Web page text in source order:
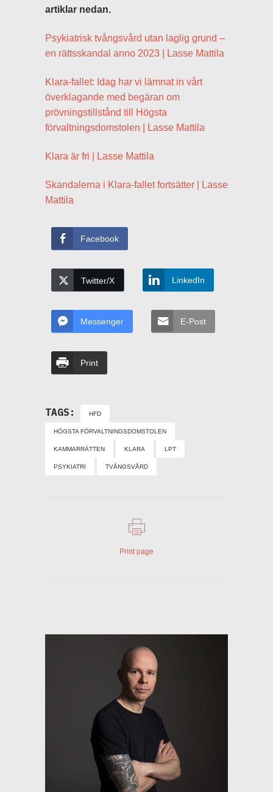
artiklar nedan.
Psykiatrisk tvångsvård utan laglig grund –
en rättsskandal anno 2023 | Lasse Mattila
Klara-fallet: Idag har vi lämnat in vårt
överklagande med begäran om
prövningstillstånd till Högsta
förvaltningsdomstolen | Lasse Mattila
Klara är fri | Lasse Mattila
Skandalerna i Klara-fallet fortsätter | Lasse
Mattila
Facebook
Twitter/X LinkedIn
Messenger E-Post
Print
TAGS: HFD
HÖGSTA FÖRVALTNINGSDOMSTOLEN
KAMMARRÄTTEN KLARA LPT
PSYKIATRI TVÅNGSVÅRD
Print page